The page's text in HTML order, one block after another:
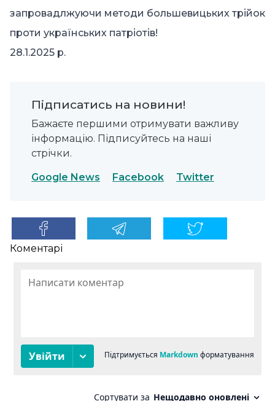
запровадлжуючи методи большевицьких трійок
проти українських патріотів!
28.1.2025 р.
Підписатись на новини!
Бажаєте першими отримувати важливу
інформацію. Підписуйтесь на наші
стрічки.
Google News Facebook Twitter
Коментарі